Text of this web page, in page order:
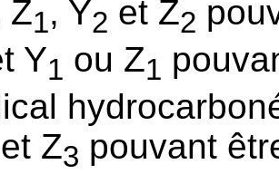
Z1, Y2 et Z2
Y1 ou Z1
et Z3 pouvant